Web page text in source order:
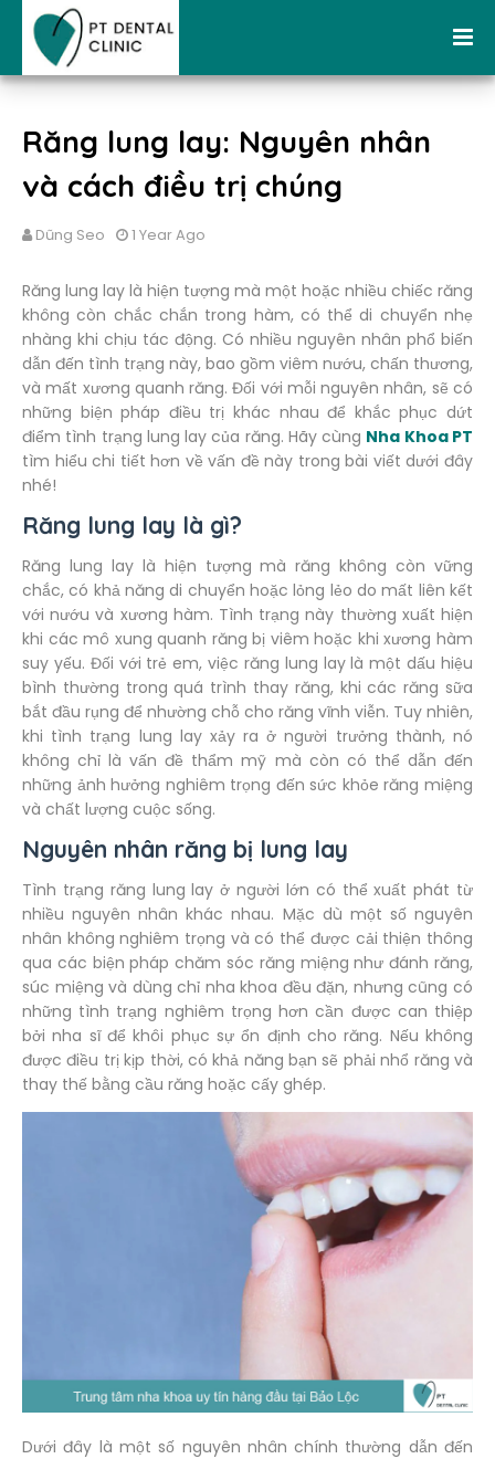
Răng lung lay: Nguyên nhân
và cách điều trị chúng
Dũng Seo 1 Year Ago
Răng lung lay là hiện tượng mà một hoặc nhiều chiếc răng
không còn chắc chắn trong hàm, có thể di chuyển nhẹ
nhàng khi chịu tác động. Có nhiều nguyên nhân phổ biến
dẫn đến tình trạng này, bao gồm viêm nướu, chấn thương,
và mất xương quanh răng. Đối với mỗi nguyên nhân, sẽ có
những biện pháp điều trị khác nhau để khắc phục dứt
điểm tình trạng lung lay của răng. Hãy cùng Nha Khoa PT
tìm hiểu chi tiết hơn về vấn đề này trong bài viết dưới đây
nhé!
Răng lung lay là gì?
Răng lung lay là hiện tượng mà răng không còn vững
chắc, có khả năng di chuyển hoặc lỏng lẻo do mất liên kết
với nướu và xương hàm. Tình trạng này thường xuất hiện
khi các mô xung quanh răng bị viêm hoặc khi xương hàm
suy yếu. Đối với trẻ em, việc răng lung lay là một dấu hiệu
bình thường trong quá trình thay răng, khi các răng sữa
bắt đầu rụng để nhường chỗ cho răng vĩnh viễn. Tuy nhiên,
khi tình trạng lung lay xảy ra ở người trưởng thành, nó
không chỉ là vấn đề thẩm mỹ mà còn có thể dẫn đến
những ảnh hưởng nghiêm trọng đến sức khỏe răng miệng
và chất lượng cuộc sống.
Nguyên nhân răng bị lung lay
Tình trạng răng lung lay ở người lớn có thể xuất phát từ
nhiều nguyên nhân khác nhau. Mặc dù một số nguyên
nhân không nghiêm trọng và có thể được cải thiện thông
qua các biện pháp chăm sóc răng miệng như đánh răng,
súc miệng và dùng chỉ nha khoa đều đặn, nhưng cũng có
những tình trạng nghiêm trọng hơn cần được can thiệp
bởi nha sĩ để khôi phục sự ổn định cho răng. Nếu không
được điều trị kịp thời, có khả năng bạn sẽ phải nhổ răng và
thay thế bằng cầu răng hoặc cấy ghép.
Dưới đây là một số nguyên nhân chính thường dẫn đến